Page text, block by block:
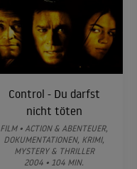
Control - Du darfst
nicht töten
FILM • ACTION & ABENTEUER,
DOKUMENTATIONEN, KRIMI,
MYSTERY & THRILLER
2004 • 104 MIN.